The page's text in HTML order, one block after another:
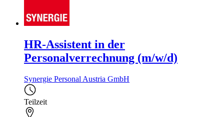
HR-Assistent in der
Personalverrechnung (m/w/d)
Synergie Personal Austria GmbH
Teilzeit